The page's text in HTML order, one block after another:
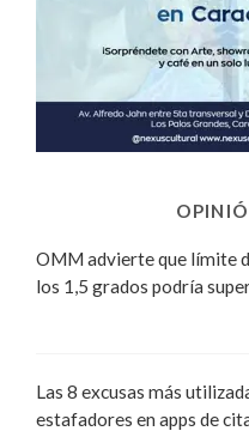
OMM advierte que límite
los 1,5 grados podría
Las 8 excusas más
estafadores en apps de